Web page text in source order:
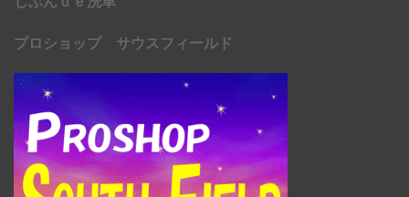
プロショップ サウスフィールド